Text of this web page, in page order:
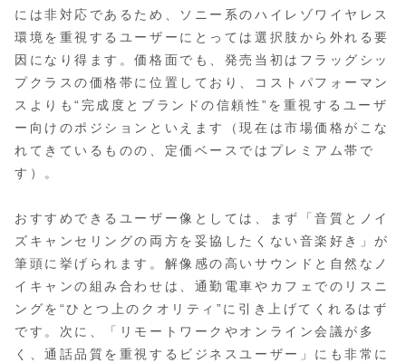
には非対応であるため、ソニー系のハイレゾワイヤレス
環境を重視するユーザーにとっては選択肢から外れる要
因になり得ます。価格面でも、発売当初はフラッグシッ
プクラスの価格帯に位置しており、コストパフォーマン
スよりも“完成度とブランドの信頼性”を重視するユーザ
ー向けのポジションといえます（現在は市場価格がこな
れてきているものの、定価ベースではプレミアム帯で
す）。
おすすめできるユーザー像としては、まず「音質とノイ
ズキャンセリングの両方を妥協したくない音楽好き」が
筆頭に挙げられます。解像感の高いサウンドと自然なノ
イキャンの組み合わせは、通勤電車やカフェでのリスニ
ングを“ひとつ上のクオリティ”に引き上げてくれるはず
です。次に、「リモートワークやオンライン会議が多
く、通話品質を重視するビジネスユーザー」にも非常に